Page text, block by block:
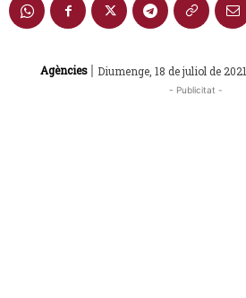
Agències | Diumenge, 18 de juliol de 2021
- Publicitat -